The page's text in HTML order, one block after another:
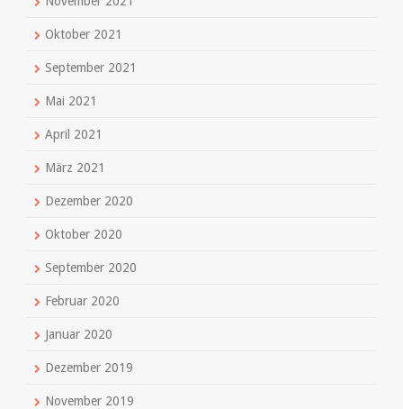
Oktober 2021
September 2021
Mai 2021
April 2021
März 2021
Dezember 2020
Oktober 2020
September 2020
Februar 2020
Januar 2020
Dezember 2019
November 2019